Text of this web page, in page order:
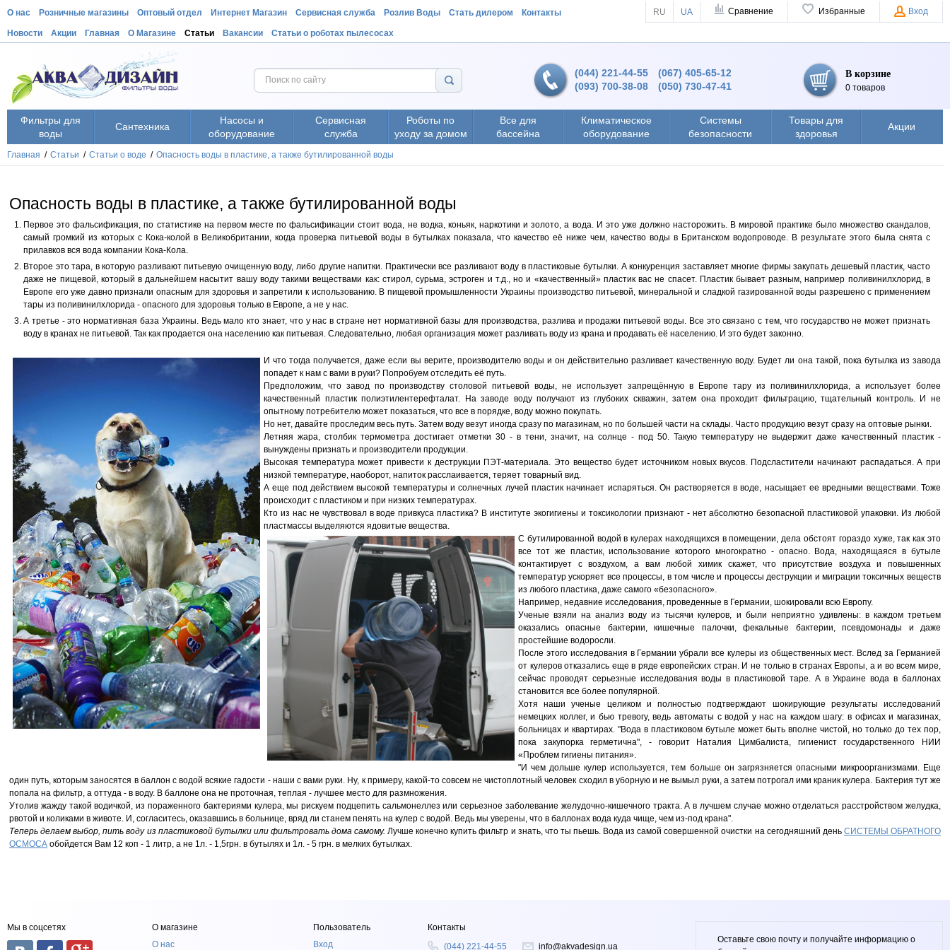
О нас Розничные магазины Оптовый отдел Интернет Магазин Сервисная служба Розлив Воды Стать дилером Контакты
Новости Акции Главная О Магазине Статьи Вакансии Статьи о роботах пылесосах
RU UA Сравнение Избранные Вход
(044) 221-44-55
(093) 700-38-08
(067) 405-65-12
(050) 730-47-41
В корзине
0 товаров
Фильтры для
воды
Сантехника
Насосы и
оборудование
Сервисная
служба
Роботы по
уходу за домом
Все для
бассейна
Климатическое
оборудование
Системы
безопасности
Товары для
здоровья
Акции
Главная / Статьи / Статьи о воде / Опасность воды в пластике, а также бутилированной воды
Опасность воды в пластике, а также бутилированной воды
Первое это фальсификация, по статистике на первом месте по фальсификации стоит вода, не водка, коньяк, наркотики и золото, а вода. И это уже должно насторожить. В мировой практике было множество скандалов,
самый громкий из которых с Кока-колой в Великобритании, когда проверка питьевой воды в бутылках показала, что качество её ниже чем, качество воды в Британском водопроводе. В результате этого была снята с
прилавков вся вода компании Кока-Кола.
Второе это тара, в которую разливают питьевую очищенную воду, либо другие напитки. Практически все разливают воду в пластиковые бутылки. А конкуренция заставляет многие фирмы закупать дешевый пластик, часто
даже не пищевой, который в дальнейшем насытит вашу воду такими веществами как: стирол, сурьма, эстроген и т.д., но и «качественный» пластик вас не спасет. Пластик бывает разным, например поливинилхлорид, в
Европе его уже давно признали опасным для здоровья и запретили к использованию. В пищевой промышленности Украины производство питьевой, минеральной и сладкой газированной воды разрешено с применением
тары из поливинилхлорида - опасного для здоровья только в Европе, а не у нас.
А третье - это нормативная база Украины. Ведь мало кто знает, что у нас в стране нет нормативной базы для производства, разлива и продажи питьевой воды. Все это связано с тем, что государство не может признать
воду в кранах не питьевой. Так как продается она населению как питьевая. Следовательно, любая организация может разливать воду из крана и продавать её населению. И это будет законно.
И что тогда получается, даже если вы верите, производителю воды и он действительно разливает качественную воду. Будет ли она такой, пока бутылка из завода
попадет к нам с вами в руки? Попробуем отследить её путь.
Предположим, что завод по производству столовой питьевой воды, не использует запрещённую в Европе тару из поливинилхлорида, а использует более
качественный пластик полиэтилентерефталат. На заводе воду получают из глубоких скважин, затем она проходит фильтрацию, тщательный контроль. И не
опытному потребителю может показаться, что все в порядке, воду можно покупать.
Но нет, давайте проследим весь путь. Затем воду везут иногда сразу по магазинам, но по большей части на склады. Часто продукцию везут сразу на оптовые рынки.
Летняя жара, столбик термометра достигает отметки 30 - в тени, значит, на солнце - под 50. Такую температуру не выдержит даже качественный пластик -
вынуждены признать и производители продукции.
Высокая температура может привести к деструкции ПЭТ-материала. Это вещество будет источником новых вкусов. Подсластители начинают распадаться. А при
низкой температуре, наоборот, напиток расслаивается, теряет товарный вид.
А еще под действием высокой температуры и солнечных лучей пластик начинает испаряться. Он растворяется в воде, насыщает ее вредными веществами. Тоже
происходит с пластиком и при низких температурах.
Кто из нас не чувствовал в воде привкуса пластика? В институте экогигиены и токсикологии признают - нет абсолютно безопасной пластиковой упаковки. Из любой
пластмассы выделяются ядовитые вещества.
С бутилированной водой в кулерах находящихся в помещении, дела обстоят гораздо хуже, так как это
все тот же пластик, использование которого многократно - опасно. Вода, находящаяся в бутыле
контактирует с воздухом, а вам любой химик скажет, что присутствие воздуха и повышенных
температур ускоряет все процессы, в том числе и процессы деструкции и миграции токсичных веществ
из любого пластика, даже самого «безопасного».
Например, недавние исследования, проведенные в Германии, шокировали всю Европу.
Ученые взяли на анализ воду из тысячи кулеров, и были неприятно удивлены: в каждом третьем
оказались опасные бактерии, кишечные палочки, фекальные бактерии, псевдомонады и даже
простейшие водоросли.
После этого исследования в Германии убрали все кулеры из общественных мест. Вслед за Германией
от кулеров отказались еще в ряде европейских стран. И не только в странах Европы, а и во всем мире,
сейчас проводят серьезные исследования воды в пластиковой таре. А в Украине вода в баллонах
становится все более популярной.
Хотя наши ученые целиком и полностью подтверждают шокирующие результаты исследований
немецких коллег, и бью тревогу, ведь автоматы с водой у нас на каждом шагу: в офисах и магазинах,
больницах и квартирах. "Вода в пластиковом бутыле может быть вполне чистой, но только до тех пор,
пока закупорка герметична", - говорит Наталия Цимбалиста, гигиенист государственного НИИ
«Проблем гигиены питания».
"И чем дольше кулер используется, тем больше он загрязняется опасными микроорганизмами. Еще
один путь, которым заносятся в баллон с водой всякие гадости - наши с вами руки. Ну, к примеру, какой-то совсем не чистоплотный человек сходил в уборную и не вымыл руки, а затем потрогал ими краник кулера. Бактерия тут же
попала на фильтр, а оттуда - в воду. В баллоне она не проточная, теплая - лучшее место для размножения.
Утолив жажду такой водичкой, из пораженного бактериями кулера, мы рискуем подцепить сальмонеллез или серьезное заболевание желудочно-кишечного тракта. А в лучшем случае можно отделаться расстройством желудка,
рвотой и коликами в животе. И, согласитесь, оказавшись в больнице, вряд ли станем пенять на кулер с водой. Ведь мы уверены, что в баллонах вода куда чище, чем из-под крана".
Теперь делаем выбор, пить воду из пластиковой бутылки или фильтровать дома самому. Лучше конечно купить фильтр и знать, что ты пьешь. Вода из самой совершенной очистки на сегодняшний день СИСТЕМЫ ОБРАТНОГО
ОСМОСА обойдется Вам 12 коп - 1 литр, а не 1л. - 1,5грн. в бутылях и 1л. - 5 грн. в мелких бутылках.
Мы в соцсетях
О магазине
О нас
Пользователь
Вход
Контакты
(044) 221-44-55
info@akvadesign.ua
Оставьте свою почту и получайте информацию о